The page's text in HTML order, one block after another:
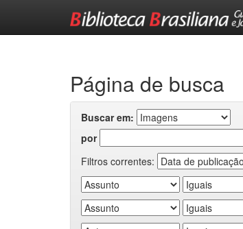
Página de busca
Buscar em:
por
Filtros correntes: